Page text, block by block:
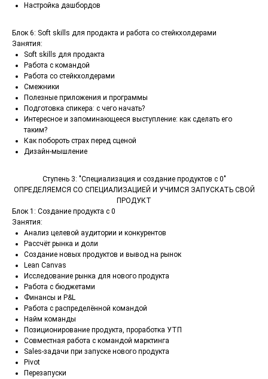
Настройка дашбордов
Блок 6: Soft skills для продакта и работа со стейкхолдерами
Занятия:
Soft skills для продакта
Работа с командой
Работа со стейкхолдерами
Смежники
Полезные приложения и программы
Подготовка спикера: с чего начать?
Интересное и запоминающееся выступление: как сделать его
таким?
Как побороть страх перед сценой
Дизайн-мышление
Ступень 3: "Специализация и создание продуктов с 0"
ОПРЕДЕЛЯЕМСЯ СО СПЕЦИАЛИЗАЦИЕЙ И УЧИМСЯ ЗАПУСКАТЬ СВОЙ
ПРОДУКТ
Блок 1: Создание продукта с 0
Занятия:
Анализ целевой аудитории и конкурентов
Рассчёт рынка и доли
Создание новых продуктов и вывод на рынок
Lean Canvas
Исследование рынка для нового продукта
Работа с бюджетами
Финансы и P&L
Работа с распределённой командой
Найм команды
Позиционирование продукта, проработка УТП
Совместная работа с командой марктинга
Sales-задачи при запуске нового продукта
Pivot
Перезапуски